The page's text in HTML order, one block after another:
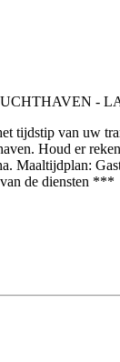
tijdstip van uw
Houd er
Maaltijdplan:
de diensten ***